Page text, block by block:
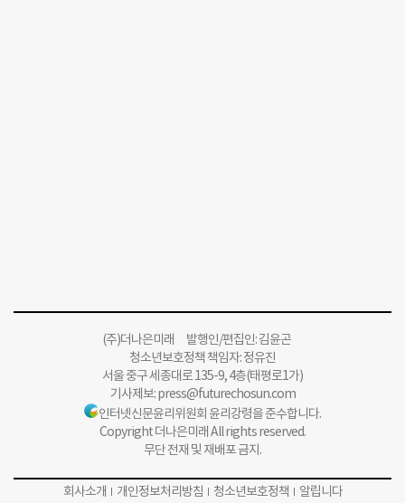
(주)더나은미래 발행인/편집인: 김윤곤
청소년보호정책 책임자: 정유진
서울 중구 세종대로 135-9, 4층(태평로1가)
기사제보:press@futurechosun.com
인터넷신문윤리위원회 윤리강령을 준수합니다.
Copyright 더나은미래 All rights reserved.
무단 전재 및 재배포 금지.
회사소개 개인정보처리방침 청소년보호정책 알립니다